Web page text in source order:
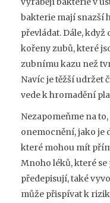
bakterie mají snazší
převládat. Dále, když
kořeny zubů, které
zubnímu kazu než
Navíc je těžší udržet
vede k hromadění
Nezapomeňme na
onemocnění, jako je
které mohou mít
Mnoho léků, které
předepisují, také
může přispívat k